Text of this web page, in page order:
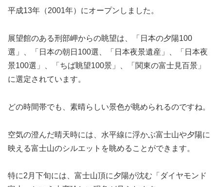
平成13年（2001年）にオープンしました。
展望館のある刑部岬からの眺望は、「日本の夕陽100
選」、「日本の朝日100選、「日本夜景遺産」、「日本夜
景100選」、「ちば眺望100景」、「関東の富士見百景」
に選定されています。
どの時間帯でも、素晴らしい景色が眺められるのですね。
空気の澄んだ晴天時には、水平線に浮かぶ富士山や夕陽に
映える富士山のシルエットを眺めることができます。
特に2月下旬には、富士山頂に夕陽が沈む「ダイヤモンド